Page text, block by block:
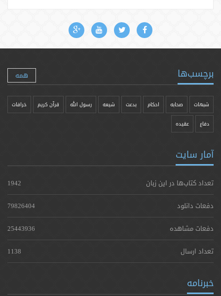
برچسب‌ها همه
شبهات صحابه احکام بدعت شیعه رسول الله قرآن کریم خرافات
دفاع عقیده
آمار سایت
تعداد کتاب‌ها در این زبان
1942
دفعات دانلود
79826404
دفعات مشاهده
25443936
تعداد ارسال
1138
خبرنامه